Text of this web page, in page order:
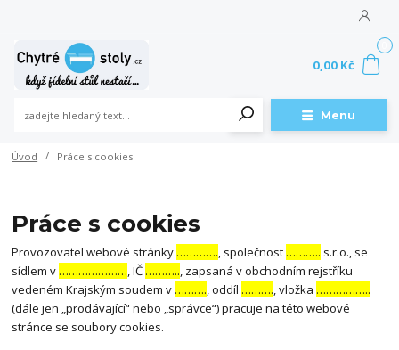
Menu
0,00 Kč
Úvod Práce s cookies
Práce s cookies
Provozovatel webové stránky …………., společnost ……….. s.r.o., se
sídlem v …………………, IČ ……….., zapsaná v obchodním rejstříku
vedeném Krajským soudem v ………., oddíl ………., vložka ……………..
(dále jen „prodávající“ nebo „správce“) pracuje na této webové
stránce se soubory cookies.